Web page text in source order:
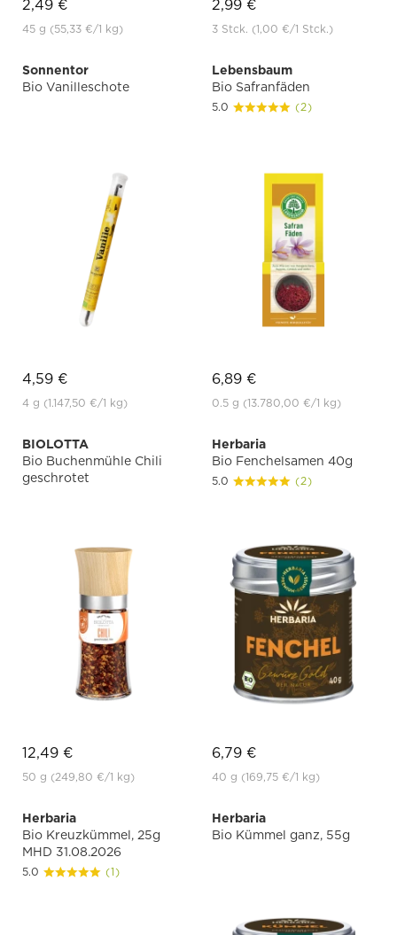
2,49 €
45 g (55,33 €/1 kg)
2,99 €
3 Stck. (1,00 €/1 Stck.)
Sonnentor
Bio Vanilleschote
4,59 €
4 g (1.147,50 €/1 kg)
Lebensbaum
Bio Safranfäden
5.0 (2)
6,89 €
0.5 g (13.780,00 €/1 kg)
BIOLOTTA
Bio Buchenmühle Chili
geschrotet
12,49 €
50 g (249,80 €/1 kg)
Herbaria
Bio Fenchelsamen 40g
5.0 (2)
6,79 €
40 g (169,75 €/1 kg)
Herbaria
Bio Kreuzkümmel, 25g
MHD 31.08.2026
5.0 (1)
Herbaria
Bio Kümmel ganz, 55g